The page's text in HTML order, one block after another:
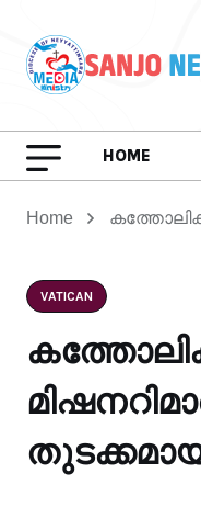
HOME
Home
VATICAN